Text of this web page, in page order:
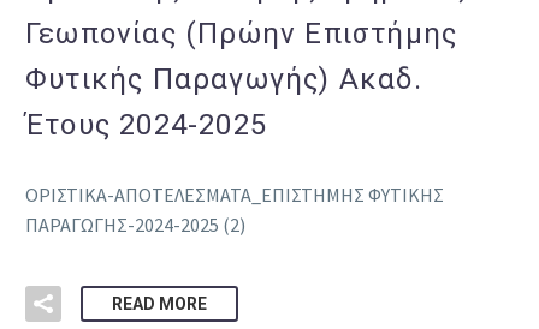
Γεωπονίας (Πρώην Επιστήμης
Φυτικής Παραγωγής) Ακαδ.
Έτους 2024-2025
ΟΡΙΣΤΙΚΑ-ΑΠΟΤΕΛΕΣΜΑΤΑ_ΕΠΙΣΤΗΜΗΣ ΦΥΤΙΚΗΣ
ΠΑΡΑΓΩΓΗΣ-2024-2025 (2)
READ MORE